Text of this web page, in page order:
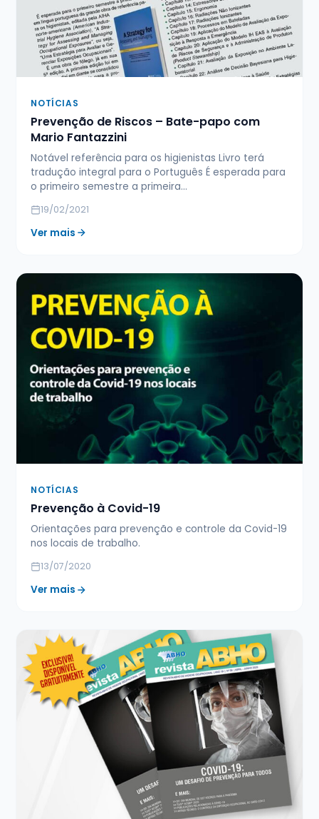
NOTÍCIAS
Prevenção de Riscos – Bate-papo com
Mario Fantazzini
Notável referência para os higienistas Livro terá
tradução integral para o Português É esperada para
o primeiro semestre a primeira…
19/02/2021
Ver mais
NOTÍCIAS
Prevenção à Covid-19
Orientações para prevenção e controle da Covid-19
nos locais de trabalho.
13/07/2020
Ver mais